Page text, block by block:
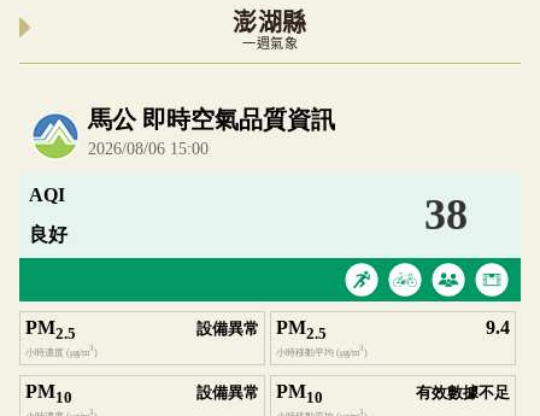
澎湖縣
一週氣象
內嵌空氣品質小工具為視覺預覽，完整即時空